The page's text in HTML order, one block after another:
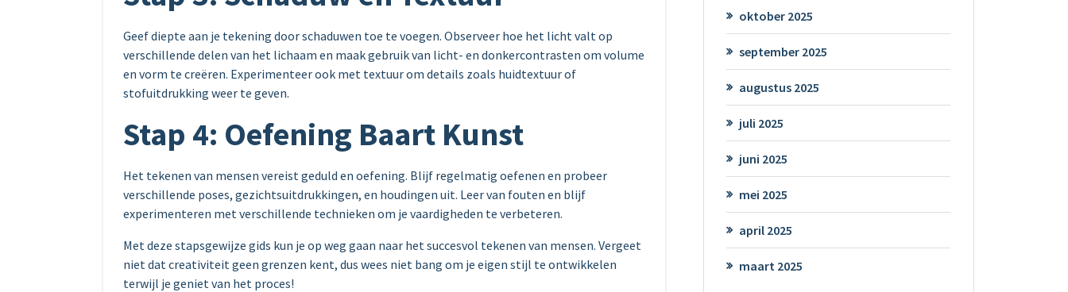
Geef diepte aan je tekening door schaduwen toe te voegen. Observeer hoe het licht valt op
verschillende delen van het lichaam en maak gebruik van licht- en donkercontrasten om volume
en vorm te creëren. Experimenteer ook met textuur om details zoals huidtextuur of
stofuitdrukking weer te geven.
Stap 4: Oefening Baart Kunst
Het tekenen van mensen vereist geduld en oefening. Blijf regelmatig oefenen en probeer
verschillende poses, gezichtsuitdrukkingen, en houdingen uit. Leer van fouten en blijf
experimenteren met verschillende technieken om je vaardigheden te verbeteren.
Met deze stapsgewijze gids kun je op weg gaan naar het succesvol tekenen van mensen. Vergeet
niet dat creativiteit geen grenzen kent, dus wees niet bang om je eigen stijl te ontwikkelen
terwijl je geniet van het proces!
oktober 2025
september 2025
augustus 2025
juli 2025
juni 2025
mei 2025
april 2025
maart 2025